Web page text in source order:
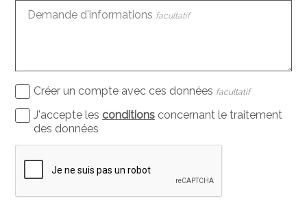
Demande d'informations facultatif
Créer un compte avec ces données facultatif
J'accepte les conditionsconcernant le traitement
des données